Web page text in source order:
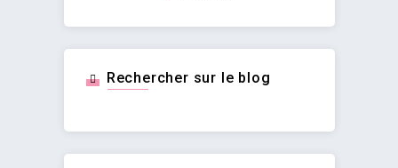
Rechercher sur le blog